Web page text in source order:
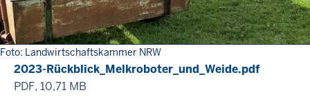
Foto: Landwirtschaftskammer NRW
2023-Rückblick_Melkroboter_und_Weide.pdf
PDF, 10,71 MB